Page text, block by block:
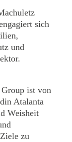
sich
und
ist von
Atalanta
Weisheit
zu